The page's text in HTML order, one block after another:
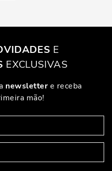
E
EXCLUSIVAS
newslettere receba
mão!